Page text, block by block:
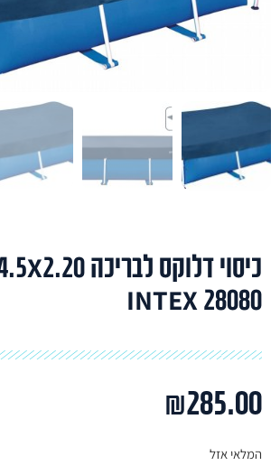
INTEX 28080
₪285.00
המלאי אזל